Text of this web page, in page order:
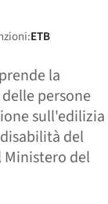
ETB
la
persone
sull'edilizia
del
Ministero del